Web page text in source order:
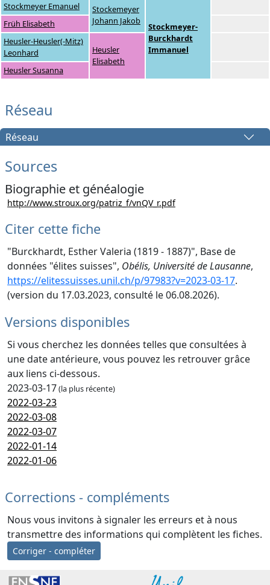
Stockmeyer Emanuel
Stockemeyer
Johann Jakob
Stockmeyer-
Burckhardt
Immanuel
Früh Elisabeth
Heusler-Heusler(-Mitz)
Leonhard
Heusler
Elisabeth
Heusler Susanna
Réseau
Réseau
Sources
Biographie et généalogie
http://www.stroux.org/patriz_f/vnQV_r.pdf
Citer cette fiche
"Burckhardt, Esther Valeria (1819 - 1887)", Base de
données "élites suisses", Obélis, Université de Lausanne,
https://elitessuisses.unil.ch/p/97983?v=2023-03-17.
(version du 17.03.2023, consulté le 06.08.2026).
Versions disponibles
Si vous cherchez les données telles que consultées à
une date antérieure, vous pouvez les retrouver grâce
aux liens ci-dessous.
2023-03-17(la plus récente)
2022-03-23
2022-03-08
2022-03-07
2022-01-14
2022-01-06
Corrections - compléments
Nous vous invitons à signaler les erreurs et à nous
transmettre des informations qui complètent les fiches.
Corriger - compléter